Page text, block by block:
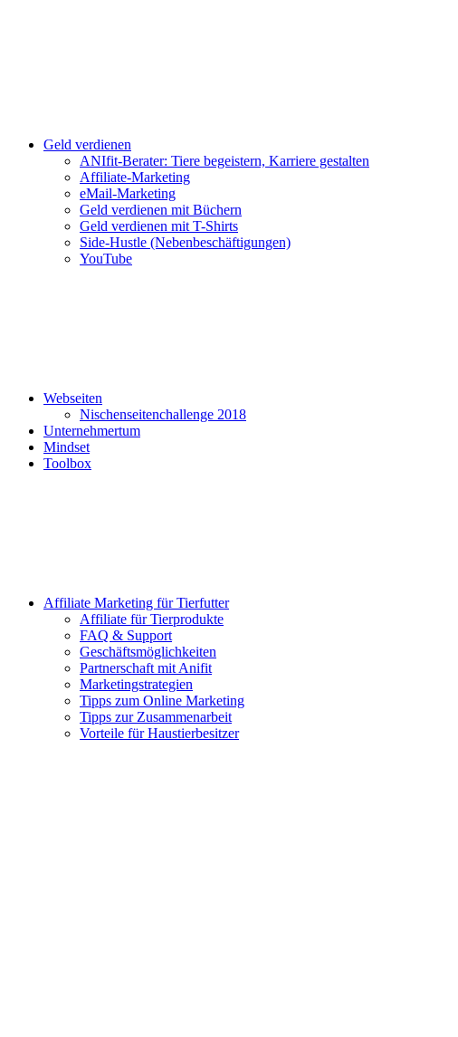
Geld verdienen
ANIfit-Berater: Tiere begeistern, Karriere gestalten
Affiliate-Marketing
eMail-Marketing
Geld verdienen mit Büchern
Geld verdienen mit T-Shirts
Side-Hustle (Nebenbeschäftigungen)
YouTube
Webseiten
Nischenseitenchallenge 2018
Unternehmertum
Mindset
Toolbox
Affiliate Marketing für Tierfutter
Affiliate für Tierprodukte
FAQ & Support
Geschäftsmöglichkeiten
Partnerschaft mit Anifit
Marketingstrategien
Tipps zum Online Marketing
Tipps zur Zusammenarbeit
Vorteile für Haustierbesitzer